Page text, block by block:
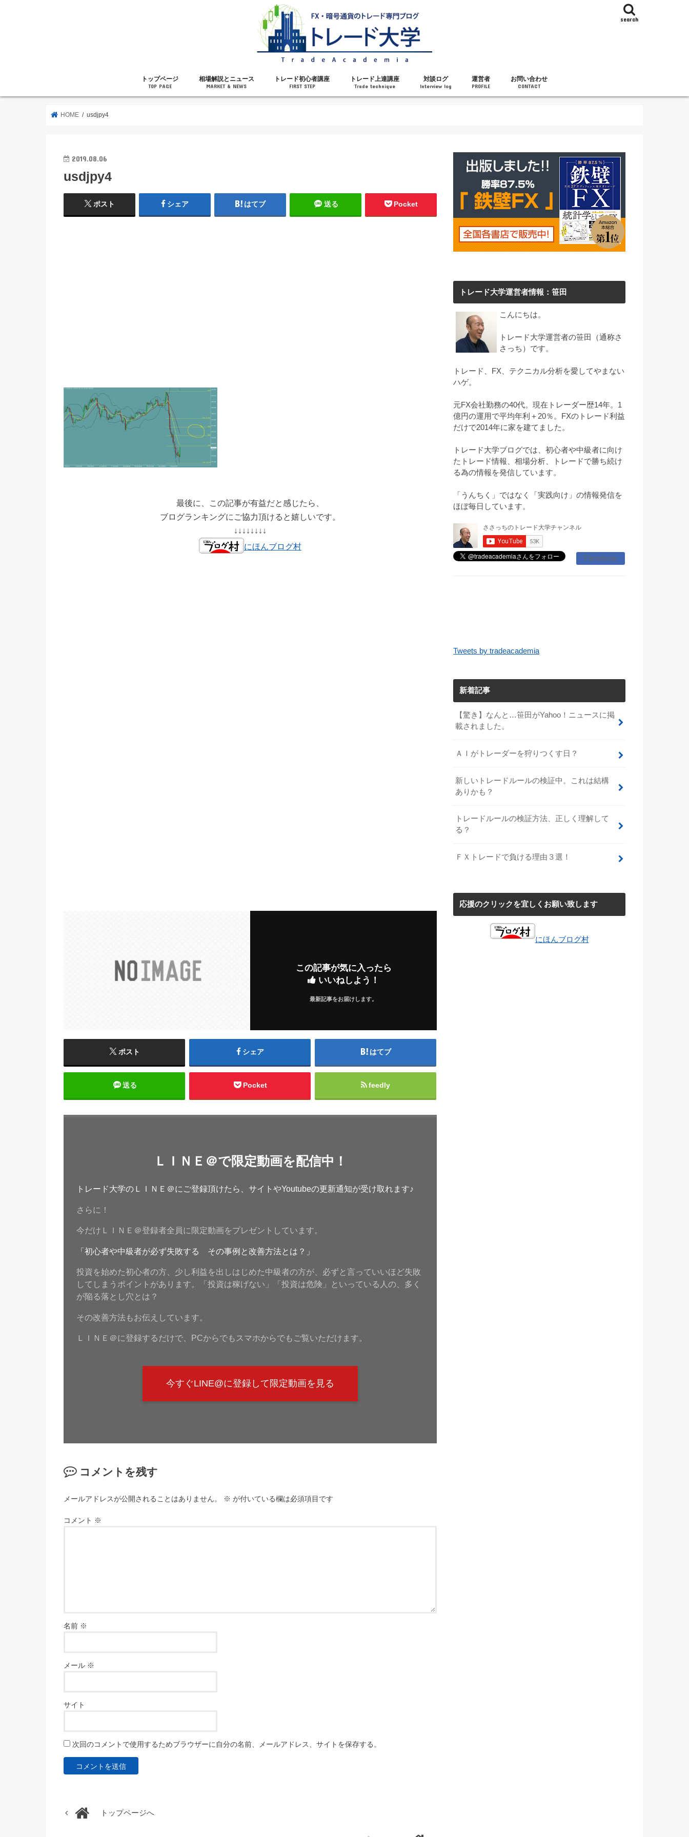
search
トップページ
TOP PAGE
相場解説とニュース
MARKET & NEWS
トレード初心者講座
FIRST STEP
トレード上達講座
Trade technique
対談ログ
Interview log
運営者
PROFILE
お問い合わせ
CONTACT
HOME usdjpy4
2019.08.06
usdjpy4
ポスト シェア はてブ 送る Pocket
最後に、この記事が有益だと感じたら、
ブログランキングにご協力頂けると嬉しいです。
↓↓↓↓↓↓↓↓
にほんブログ村
この記事が気に入ったら
いいねしよう！
最新記事をお届けします。
ポスト シェア はてブ
送る Pocket feedly
ＬＩＮＥ＠で限定動画を配信中！
トレード大学のＬＩＮＥ＠にご登録頂けたら、サイトやYoutubeの更新通知が受け取れます♪
さらに！
今だけＬＩＮＥ＠登録者全員に限定動画をプレゼントしています。
「初心者や中級者が必ず失敗する その事例と改善方法とは？」
投資を始めた初心者の方、少し利益を出しはじめた中級者の方が、必ずと言っていいほど失敗
してしまうポイントがあります。「投資は稼げない」「投資は危険」といっている人の、多く
が陥る落とし穴とは？
その改善方法もお伝えしています。
ＬＩＮＥ＠に登録するだけで、PCからでもスマホからでもご覧いただけます。
今すぐLINE@に登録して限定動画を見る
コメントを残す
メールアドレスが公開されることはありません。 ※ が付いている欄は必須項目です
コメント ※
名前 ※
メール ※
サイト
次回のコメントで使用するためブラウザーに自分の名前、メールアドレス、サイトを保存する。
トップページへ
トレード大学運営者情報：笹田
こんにちは。
トレード大学運営者の笹田（通称さ
さっち）です。
トレード、FX、テクニカル分析を愛してやまない
ハゲ。
元FX会社勤務の40代。現在トレーダー歴14年。1
億円の運用で平均年利＋20％。FXのトレード利益
だけで2014年に家を建てました。
トレード大学ブログでは、初心者や中級者に向け
たトレード情報、相場分析、トレードで勝ち続け
る為の情報を発信しています。
「うんちく」ではなく「実践向け」の情報発信を
ほぼ毎日しています。
Facebook
Tweets by tradeacademia
新着記事
【驚き】なんと…笹田がYahoo！ニュースに掲
載されました。
ＡＩがトレーダーを狩りつくす日？
新しいトレードルールの検証中。これは結構
ありかも？
トレードルールの検証方法、正しく理解して
る？
ＦＸトレードで負ける理由３選！
応援のクリックを宜しくお願い致します
にほんブログ村